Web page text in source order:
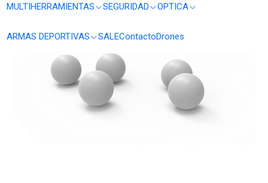
MULTIHERRAMIENTAS SEGURIDAD OPTICA
ARMAS DEPORTIVAS SALEContactoDrones